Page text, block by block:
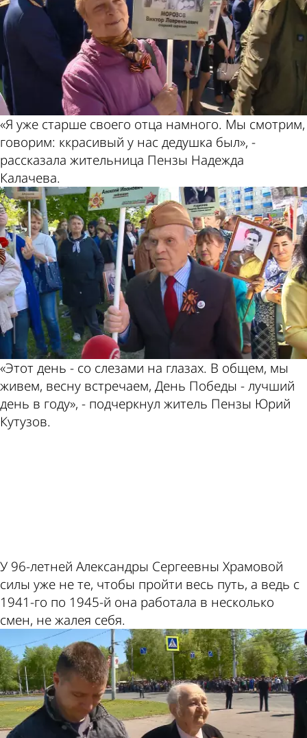
«Я уже старше своего отца намного. Мы смотрим,
говорим: ккрасивый у нас дедушка был», -
рассказала жительница Пензы Надежда
Калачева.
«Этот день - со слезами на глазах. В общем, мы
живем, весну встречаем, День Победы - лучший
день в году», - подчеркнул житель Пензы Юрий
Кутузов.
У 96-летней Александры Сергеевны Храмовой
силы уже не те, чтобы пройти весь путь, а ведь с
1941-го по 1945-й она работала в несколько
смен, не жалея себя.